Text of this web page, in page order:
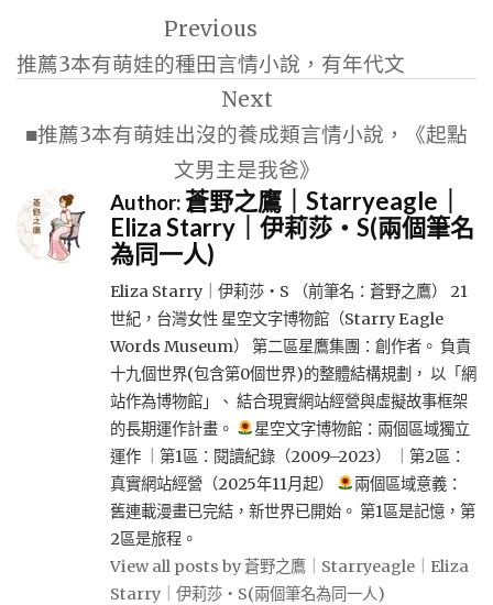
導
覽
Previous
推薦3本有萌娃的種田言情小說，有年代文
Next
■推薦3本有萌娃出沒的養成類言情小說，《起點
文男主是我爸》
Author:蒼野之鷹｜Starryeagle｜
Eliza Starry｜伊莉莎・S(兩個筆名
為同一人)
Eliza Starry｜伊莉莎・S （前筆名：蒼野之鷹） 21
世紀，台灣女性 星空文字博物館（Starry Eagle
Words Museum） 第二區星鷹集團：創作者。 負責
十九個世界(包含第0個世界)的整體結構規劃， 以「網
站作為博物館」、 結合現實網站經營與虛擬故事框架
的長期運作計畫。
星空文字博物館：兩個區域獨立
運作 ｜第1區：閱讀紀錄（2009–2023） ｜第2區：
真實網站經營（2025年11月起）
兩個區域意義：
舊連載漫畫已完結，新世界已開始。 第1區是記憶，第
2區是旅程。
View all posts by 蒼野之鷹｜Starryeagle｜Eliza
Starry｜伊莉莎・S(兩個筆名為同一人)